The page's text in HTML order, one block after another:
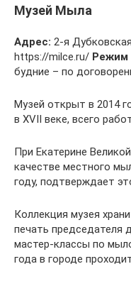
Музей Мыла
Адрес: 2-я
https://milce.ru/ Режим
будние – по
Музей открыт в 2014
в XVII веке, всего
При Екатерине
качестве местного
году, подтверждает
Коллекция музея
печать председателя
мастер-классы по
года в городе